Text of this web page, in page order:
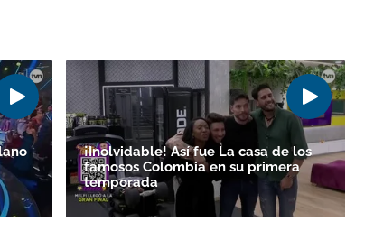
¡Inolvidable! Así fue La casa de los
famosos Colombia en su primera
temporada